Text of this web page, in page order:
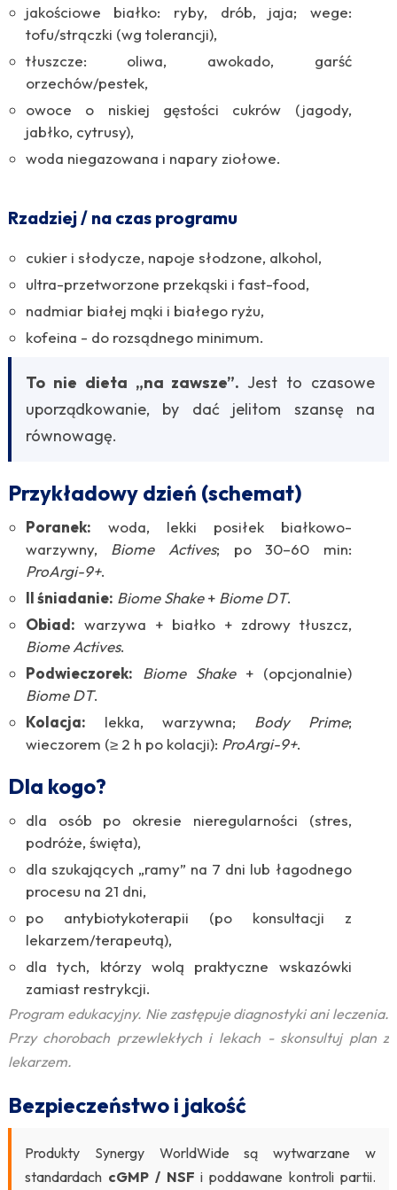
jakościowe białko: ryby, drób, jaja; wege:
tofu/strączki (wg tolerancji),
tłuszcze: oliwa, awokado, garść
orzechów/pestek,
owoce o niskiej gęstości cukrów (jagody,
jabłko, cytrusy),
woda niegazowana i napary ziołowe.
Rzadziej / na czas programu
cukier i słodycze, napoje słodzone, alkohol,
ultra-przetworzone przekąski i fast-food,
nadmiar białej mąki i białego ryżu,
kofeina - do rozsądnego minimum.
To nie dieta „na zawsze”. Jest to czasowe
uporządkowanie, by dać jelitom szansę na
równowagę.
Przykładowy dzień (schemat)
Poranek: woda, lekki posiłek białkowo-
warzywny, Biome Actives; po 30–60 min:
ProArgi-9+.
II śniadanie: Biome Shake+ Biome DT.
Obiad: warzywa + białko + zdrowy tłuszcz,
Biome Actives.
Podwieczorek:
Biome Shake+ (opcjonalnie)
Biome DT.
Kolacja: lekka, warzywna; Body Prime;
wieczorem (≥ 2 h po kolacji): ProArgi-9+.
Dla kogo?
dla osób po okresie nieregularności (stres,
podróże, święta),
dla szukających „ramy” na 7 dni lub łagodnego
procesu na 21 dni,
po antybiotykoterapii (po konsultacji z
lekarzem/terapeutą),
dla tych, którzy wolą praktyczne wskazówki
zamiast restrykcji.
Program edukacyjny. Nie zastępuje diagnostyki ani leczenia.
Przy chorobach przewlekłych i lekach - skonsultuj plan z
lekarzem.
Bezpieczeństwo i jakość
Produkty Synergy WorldWide są wytwarzane w
standardach cGMP / NSF i poddawane kontroli partii.